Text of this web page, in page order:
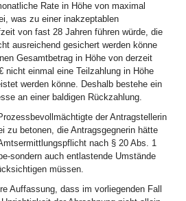
Rate in Höhe von maximal
was zu einer inakzeptablen
von fast 28 Jahren führen würde, die
ausreichend gesichert werden könne
Gesamtbetrag in Höhe von derzeit
nicht einmal eine Teilzahlung in Höhe
werden könne. Deshalb bestehe ein
an einer baldigen Rückzahlung.
der Antragstellerin
zu betonen, die Antragsgegnerin hätte
nach § 20 Abs. 1
sondern auch entlastende Umstände
müssen.
Auffassung, dass im vorliegenden Fall